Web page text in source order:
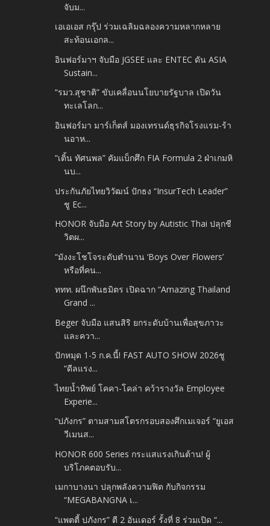
จับม...
เอเอเอส กรุ๊ป ร่วมเฉลิมฉลองความหลากหลาย
สะท้อนเอกล...
อินฟอร์มาฯ จับมือ JGSEE และ ENTEC ดัน ASIA
Sustain...
“รมว.สุชาติ” ขับเคลื่อนนโยบายรัฐบาล เปิดวัน
ทะเลโลก...
อินฟอร์มา มาร์เก็ตส์ มองเทรนด์ธุรกิจโรงแรม-ร้า
นอาห...
“เติ้น ทัศนพล” คัมแบ็กศึก FIA Formula 2 ฝ่าเกมหิ
นบ...
ประกันภัยไทยวิวัฒน์ ปักธง “InsurTech Leader”
ชู Ec...
HONOR จับมือ Art Story by Autistic Thai ปลุกชี
วิตผ...
“มังงะโชโจระดับตำนาน ‘Boys Over Flowers’
หรือที่คน...
ททท. ผนึกพันธมิตร เปิดฉาก “Amazing Thailand
Grand ...
Beger จับมือ แสนสิริ ยกระดับบ้านเพื่อสุขภาวะ
และควา...
ปักหมุด 1-5 ก.ค.นี้! FAST AUTO SHOW 2026ชู
“ดีลแรง...
ไทยน้ำทิพย์ โคคา-โคล่า คว้ารางวัล Employee
Experie...
“ปภังกร” ตามสามสโตรกรอบสองศึกเมเจอร์ “ยูเอส
วีเมนส...
HONOR 600 Series กระแสแรงเกินต้าน! ผู้
บริโภคตอบรับ...
เมกาบางนา ปลุกพลังความฟิต กับกิจกรรม
“MEGABANGNA เ...
“แพตตี้ ปภังกร” ตี 2 อันเดอร์ รั้งที่ 8 ร่วมเปิด “...